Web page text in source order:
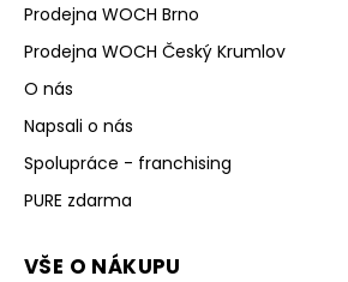
Prodejna WOCH Brno
Prodejna WOCH Český Krumlov
O nás
Napsali o nás
Spolupráce - franchising
PURE zdarma
VŠE O NÁKUPU